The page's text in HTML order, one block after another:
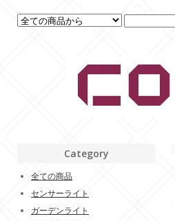
Category
全ての商品
センサーライト
ガーデンライト